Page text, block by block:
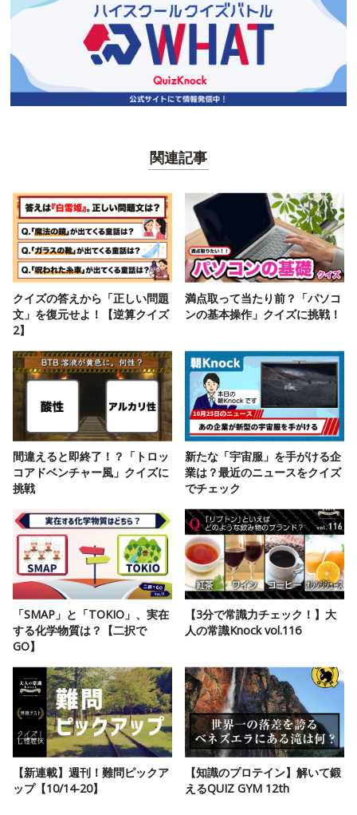
関連記事
クイズの答えから「正しい問題
文」を復元せよ！【逆算クイズ
2】
満点取って当たり前？「パソコ
ンの基本操作」クイズに挑戦！
間違えると即終了！？「トロッ
コアドベンチャー風」クイズに
挑戦
新たな「宇宙服」を手がける企
業は？最近のニュースをクイズ
でチェック
「SMAP」と「TOKIO」、実在
する化学物質は？【二択で
GO】
【3分で常識力チェック！】大
人の常識Knock vol.116
【新連載】週刊！難問ピックア
ップ【10/14-20】
【知識のプロテイン】解いて鍛
えるQUIZ GYM 12th